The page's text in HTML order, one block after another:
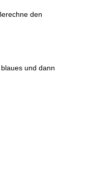
den
und dann